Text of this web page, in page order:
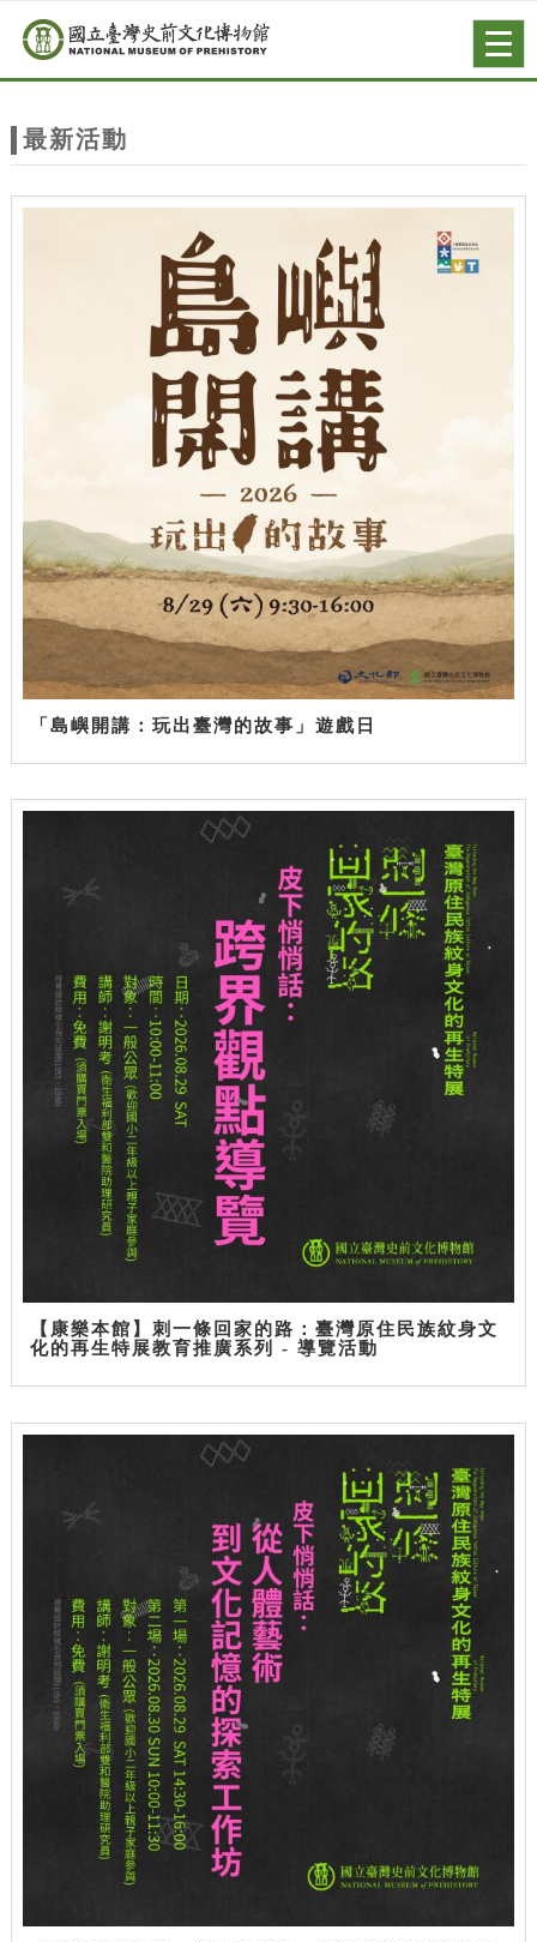
站
主
跳到主要內容
網站導覽
最新活動
「島嶼開講：玩出臺灣的故事」遊戲日
【康樂本館】刺一條回家的路：臺灣原住民族紋身文
化的再生特展教育推廣系列 - 導覽活動